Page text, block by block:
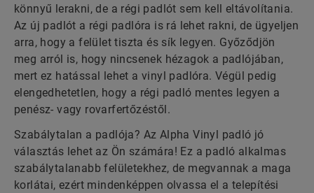
könnyű lerakni, de a régi padlót sem kell eltávolítania.
Az új padlót a régi padlóra is rá lehet rakni, de ügyeljen
arra, hogy a felület tiszta és sík legyen. Győződjön
meg arról is, hogy nincsenek hézagok a padlójában,
mert ez hatással lehet a vinyl padlóra. Végül pedig
elengedhetetlen, hogy a régi padló mentes legyen a
penész- vagy rovarfertőzéstől.
Szabálytalan a padlója? Az Alpha Vinyl padló jó
választás lehet az Ön számára! Ez a padló alkalmas
szabálytalanabb felületekhez, de megvannak a maga
korlátai, ezért mindenképpen olvassa el a telepítési